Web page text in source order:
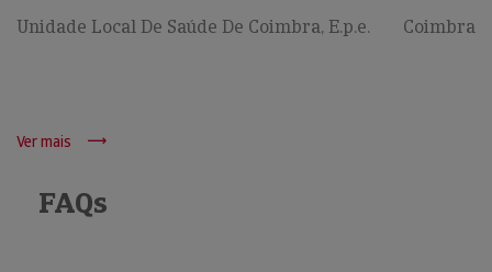
Unidade Local De Saúde De Coimbra, E.p.e. Coimbra
Ver mais
FAQs